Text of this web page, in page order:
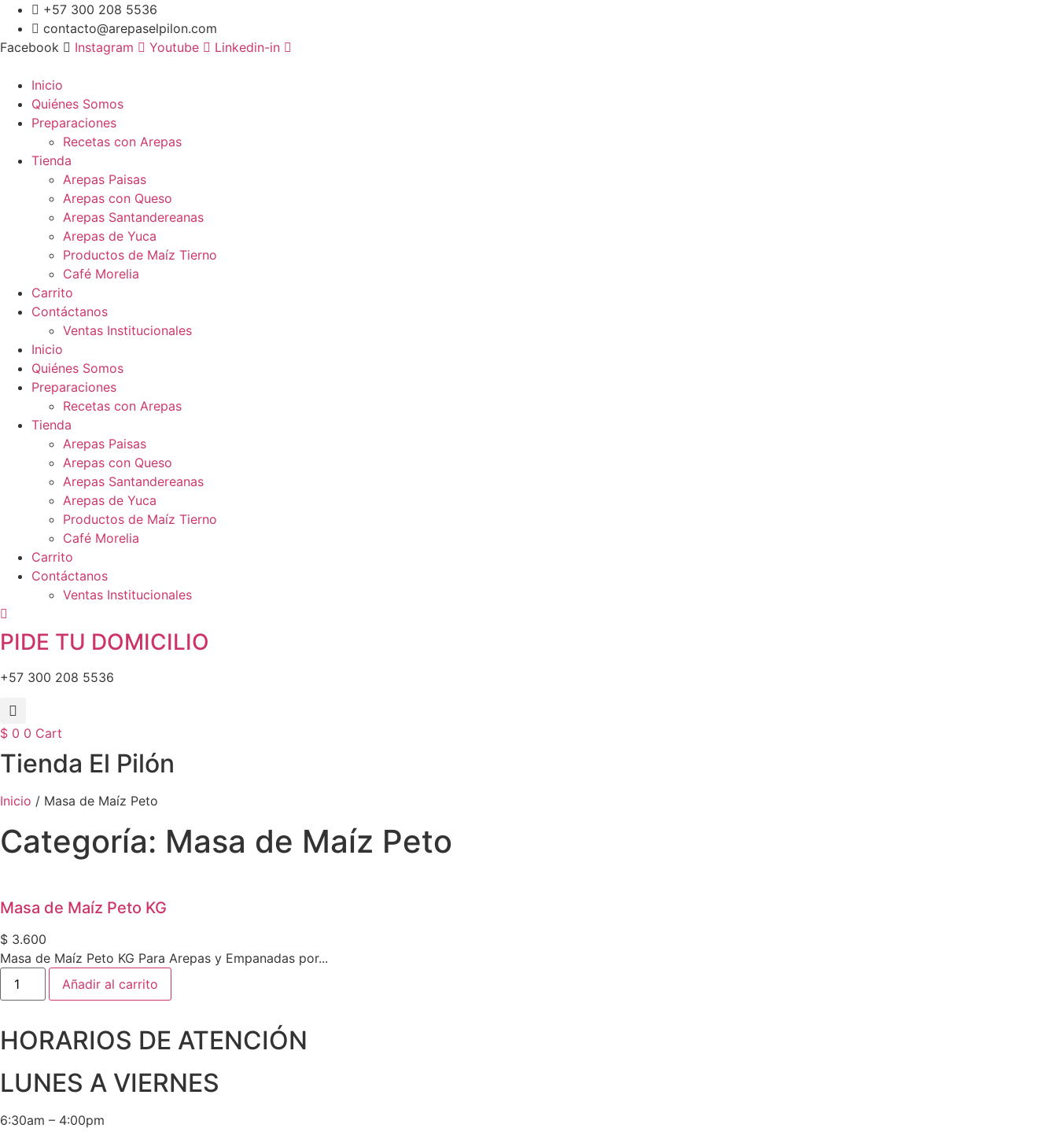
contenido
+57 300 208 5536
contacto@arepaselpilon.com
Facebook
Instagram Youtube Linkedin-in
Inicio
Quiénes Somos
Preparaciones
Recetas con Arepas
Tienda
Arepas Paisas
Arepas con Queso
Arepas Santandereanas
Arepas de Yuca
Productos de Maíz Tierno
Café Morelia
Carrito
Contáctanos
Ventas Institucionales
Inicio
Quiénes Somos
Preparaciones
Recetas con Arepas
Tienda
Arepas Paisas
Arepas con Queso
Arepas Santandereanas
Arepas de Yuca
Productos de Maíz Tierno
Café Morelia
Carrito
Contáctanos
Ventas Institucionales
PIDE TU DOMICILIO
+57 300 208 5536
$ 0 0 Cart
Tienda El Pilón
Inicio / Masa de Maíz Peto
Categoría: Masa de Maíz Peto
Masa de Maíz Peto KG
$ 3.600
Masa de Maíz Peto KG Para Arepas y Empanadas por...
Masa
Maíz
cantidad
Añadir al carrito
HORARIOS DE ATENCIÓN
LUNES A VIERNES
6:30am – 4:00pm